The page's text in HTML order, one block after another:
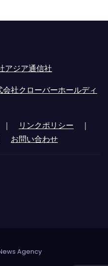
アジア通信社
会社クローバーホールディ
｜ リンクポリシー ｜
お問い合わせ
Agency